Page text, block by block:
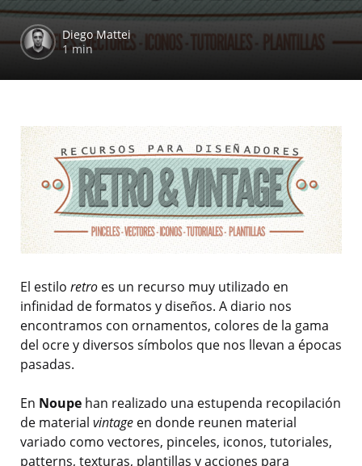
Diego Mattei
1 min
El estilo retro es un recurso muy utilizado en
infinidad de formatos y diseños. A diario nos
encontramos con ornamentos, colores de la gama
del ocre y diversos símbolos que nos llevan a épocas
pasadas.
En Noupe han realizado una estupenda recopilación
de material vintage en donde reunen material
variado como vectores, pinceles, iconos, tutoriales,
patterns, texturas, plantillas y acciones para